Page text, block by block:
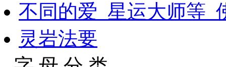
不同的爱_星运大师等_
灵岩法要